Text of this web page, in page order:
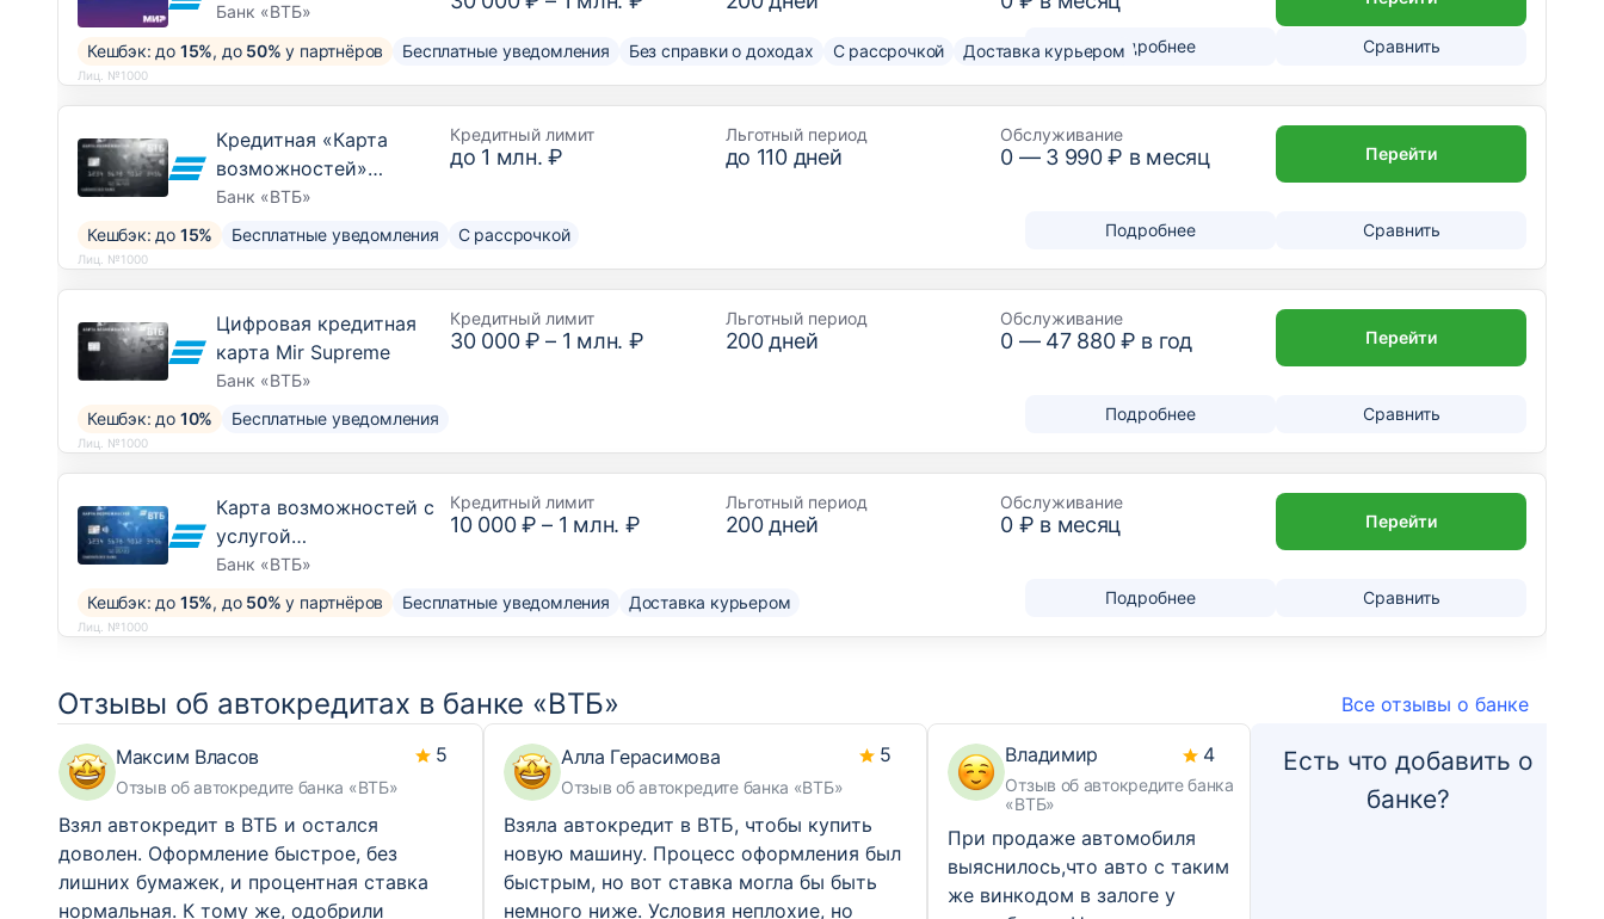
Банк «ВТБ»
Кешбэк: до 15%, до 50% у партнёров Бесплатные уведомления Без справки о доходах С рассрочкой Доставка курьеромПодробнее Сравнить
Лиц. №1000
Кредитная «Карта
возможностей»
Привилегия
Банк «ВТБ»
Кредитный лимит
до 1 млн. ₽
Льготный период
до 110дней
Обслуживание
0 — 3 990₽ в месяц
Кешбэк: до 15% Бесплатные уведомления С рассрочкой Подробнее Сравнить
Перейти
Лиц. №1000
Цифровая кредитная
карта Mir Supreme
Банк «ВТБ»
Кредитный лимит
30 000 ₽ – 1 млн. ₽
Льготный период
200дней
Обслуживание
0 — 47 880₽ в год
Кешбэк: до 10% Бесплатные уведомления Подробнее Сравнить
Перейти
Лиц. №1000
Карта возможностей с
услугой
рефинансирования
Банк «ВТБ»
Кредитный лимит
10 000 ₽ – 1 млн. ₽
Льготный период
200дней
Обслуживание
0 ₽ в месяц
Кешбэк: до 15%, до 50% у партнёров Бесплатные уведомления Доставка курьером Подробнее Сравнить
Перейти
Лиц. №1000
Отзывы об автокредитах в банке «ВТБ» Все отзывы о банке
Максим Власов
Отзыв об автокредите банка «ВТБ»
5
Взял автокредит в ВТБ и остался
доволен. Оформление быстрое, без
лишних бумажек, и процентная ставка
нормальная. К тому же, одобрили
Алла Герасимова
Отзыв об автокредите банка «ВТБ»
5
Взяла автокредит в ВТБ, чтобы купить
новую машину. Процесс оформления был
быстрым, но вот ставка могла бы быть
немного ниже. Условия неплохие, но
Владимир
Отзыв об автокредите банка
«ВТБ»
4
При продаже автомобиля
выяснилось,что авто с таким
же винкодом в залоге у
Есть что добавить о
банке?